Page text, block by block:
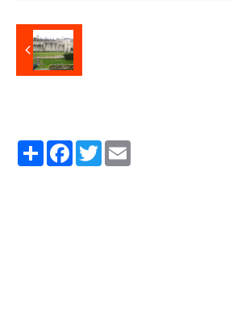
PartagerFacebook
Twitter